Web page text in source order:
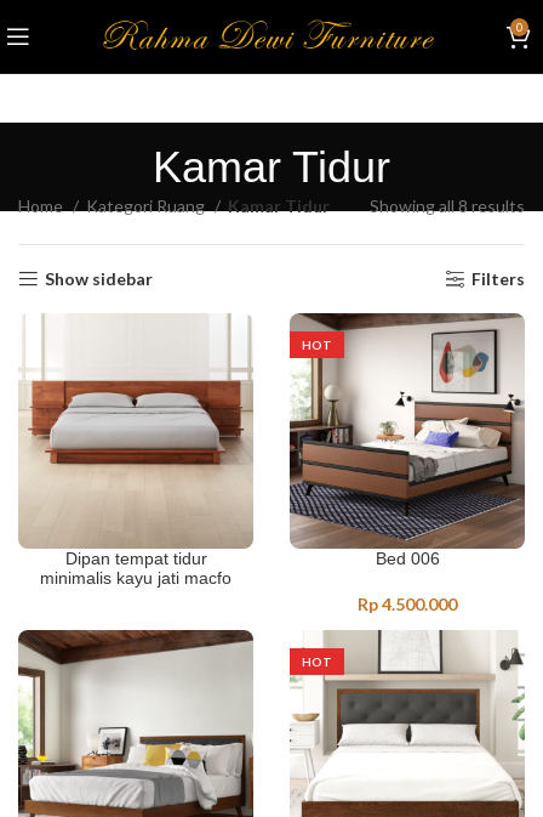
0
Kamar Tidur
Home Kategori Ruang Kamar Tidur Showing all 8 results
Show sidebar Filters
Dipan tempat tidur
minimalis kayu jati macfo
HOT
Bed 006
Rp4.500.000
HOT